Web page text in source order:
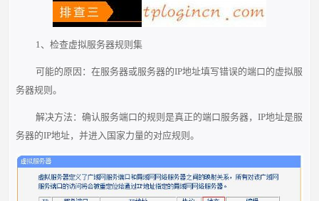
1、检查虚拟服务器规则集
可能的原因：在服务器或服务器的IP地址填写错误的端口的虚拟服
务器规则。
解决方法：确认服务端口的规则是真正的端口服务器，IP地址是服
务器的IP地址，并进入国家力量的对应规则。